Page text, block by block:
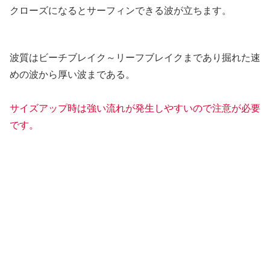
クローズになるとサーフィンできる波が立ちます。
波質はビーチブレイク～リーフブレイクまであり掘れた速
めの波から厚い波まである。
サイズアップ時は強い流れが発生しやすいので注意が必要
です。